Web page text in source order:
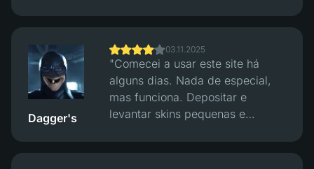
Dagger's
03.11.2025
"Comecei a usar este site há
alguns dias. Nada de especial,
mas funciona. Depositar e
levantar skins pequenas e